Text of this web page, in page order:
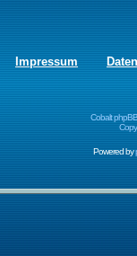
Impressum
Cobalt
Powered by